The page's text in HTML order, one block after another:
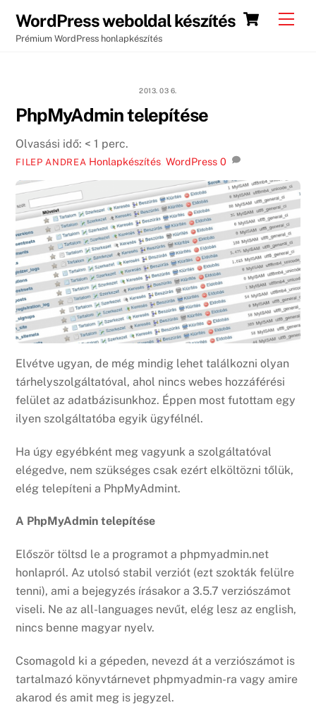
content
Cart
WordPress weboldal készítés
Prémium WordPress honlapkészítés
2013. 03 6.
PhpMyAdmin telepítése
Olvasási idő: < 1 perc.
FILEP ANDREA Honlapkészítés ,WordPress 0
Elvétve ugyan, de még mindig lehet találkozni olyan
tárhelyszolgáltatóval, ahol nincs webes hozzáférési
felület az adatbázisunkhoz. Éppen most futottam egy
ilyen szolgáltatóba egyik ügyfélnél.
Ha úgy egyébként meg vagyunk a szolgáltatóval
elégedve, nem szükséges csak ezért elköltözni tőlük,
elég telepíteni a PhpMyAdmint.
A PhpMyAdmin telepítése
Először töltsd le a programot a phpmyadmin.net
honlapról. Az utolsó stabil verziót (ezt szokták felülre
tenni), ami a bejegyzés írásakor a 3.5.7 verziószámot
viseli. Ne az all-languages nevűt, elég lesz az english,
nincs benne magyar nyelv.
Csomagold ki a gépeden, nevezd át a verziószámot is
tartalmazó könyvtárnevet phpmyadmin-ra vagy amire
akarod és amit meg is jegyzel.